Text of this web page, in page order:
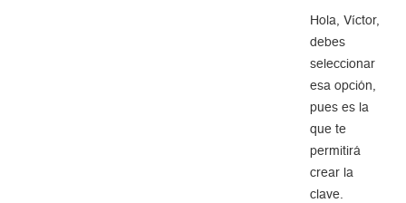
Hola, Víctor,
debes
seleccionar
esa opción,
pues es la
que te
permitirá
crear la
clave.